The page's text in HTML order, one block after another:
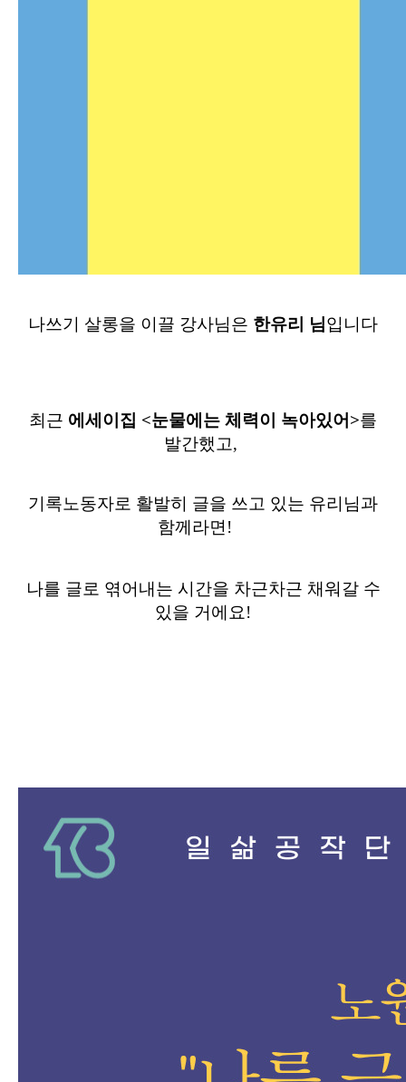
나쓰기 살롱을 이끌 강사님은 한유리 님입니다
최근 에세이집 <눈물에는 체력이 녹아있어 >를
발간했고,
기록노동자로 활발히 글을 쓰고 있는 유리님과
함께라면 !
나를 글로 엮어내는 시간을 차근차근 채워갈 수
있을 거에요 !